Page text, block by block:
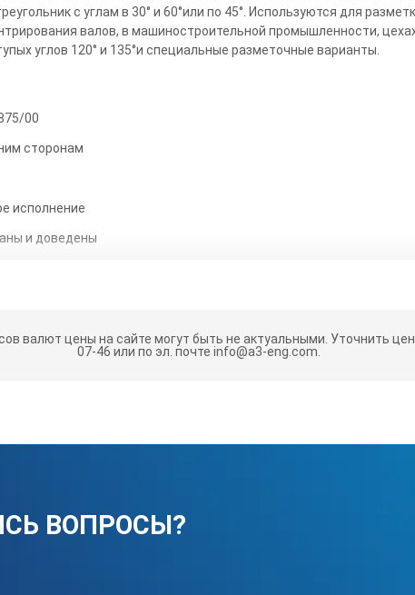
с углам в 30° и 60°или по 45°. Используются для
валов, в машиностроительной промышленности,
углов 120° и 135°и специальные разметочные варианты.
00
сторонам
исполнение
и доведены
сторона мм Длинная сторона
валют цены на сайте могут быть не актуальными. Уточнить
07-46 или по эл. почте info@a3-eng.com.
ВОПРОСЫ?